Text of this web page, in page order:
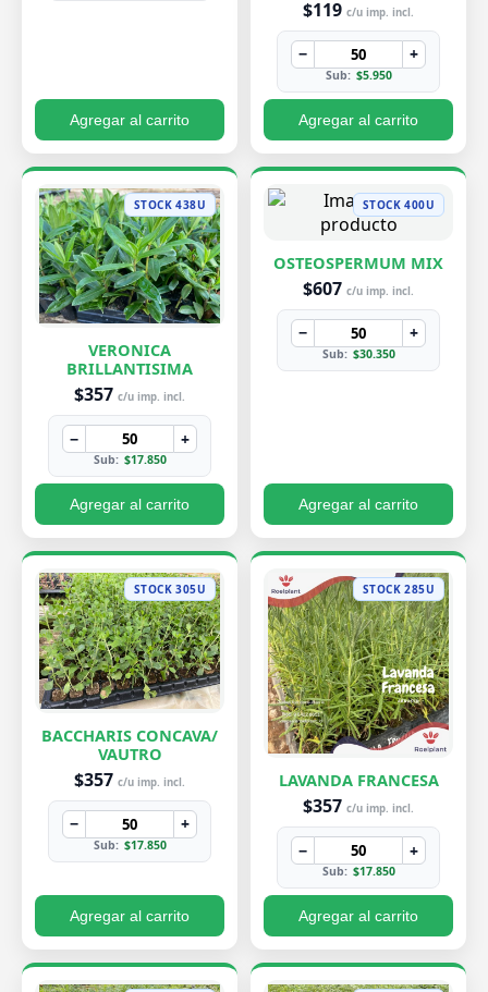
Agregar al carrito
$119 c/u imp. incl.
− +
Sub: $5.950
Agregar al carrito
STOCK 438U
VERONICA
BRILLANTISIMA
$357 c/u imp. incl.
− +
Sub: $17.850
Agregar al carrito
STOCK 400U
OSTEOSPERMUM MIX
$607 c/u imp. incl.
− +
Sub: $30.350
Agregar al carrito
STOCK 305U
BACCHARIS CONCAVA/
VAUTRO
$357 c/u imp. incl.
− +
Sub: $17.850
Agregar al carrito
STOCK 285U
LAVANDA FRANCESA
$357 c/u imp. incl.
− +
Sub: $17.850
Agregar al carrito